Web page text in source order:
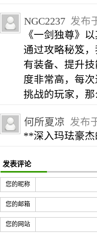
NGC2237 发布
《一剑独尊》
通过攻略秘笈
有装备、提升
度非常高，每
挑战的玩家，
何所夏凉 发布
**深入玛珐豪
发表评论
您的昵称
您的邮箱
您的网站